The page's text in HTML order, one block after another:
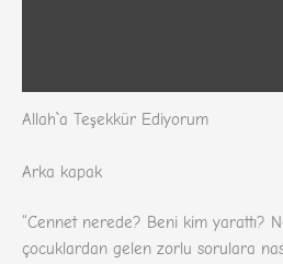
Allah`a Teşekkür Ediyorum
Arka kapak
“Cennet nerede? Beni kim yarattı?
çocuklardan gelen zorlu sorulara